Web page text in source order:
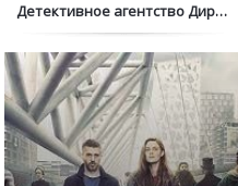
Детективное агентство Дирка